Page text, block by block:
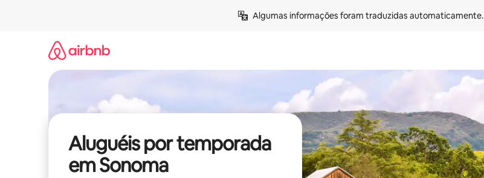
Algumas informações foram traduzidas automaticamente.
Aluguéis por temporada
em Sonoma